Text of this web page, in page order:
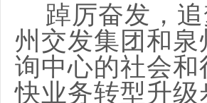
踔厉奋发，追
州交发集团和泉
询中心的社会
快业务转型升级